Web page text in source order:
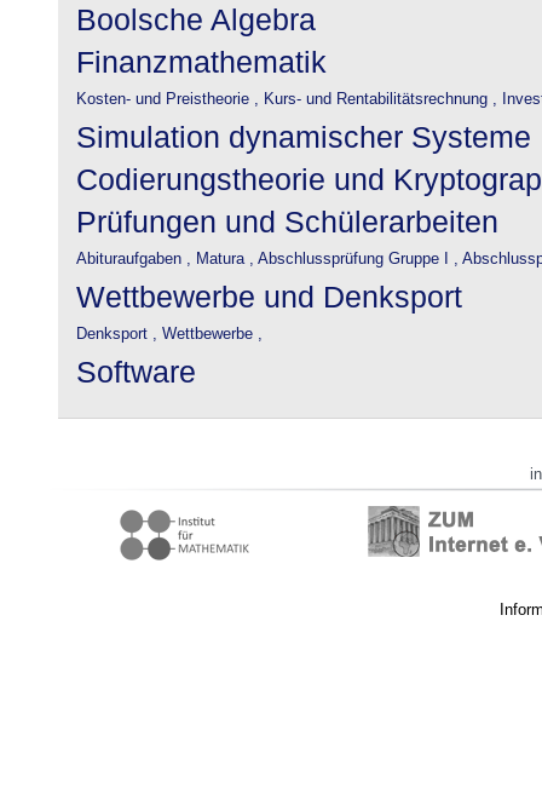
Boolsche Algebra
Finanzmathematik
Kosten- und Preistheorie , Kurs- und Rentabilitätsrechnung ,
Simulation dynamischer Systeme
Codierungstheorie und
Prüfungen und Schülerarbeiten
Abituraufgaben , Matura , Abschlussprüfung Gruppe I ,
Wettbewerbe und Denksport
Denksport , Wettbewerbe ,
Software